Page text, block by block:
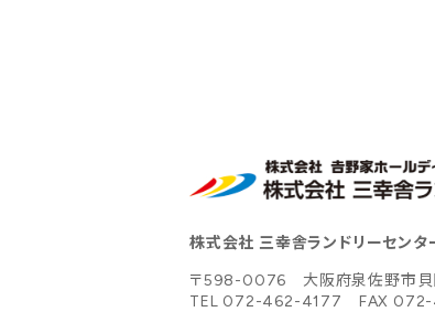
株式会社 三幸舎ランドリーセン
〒598-0076 大阪府泉佐野市
TEL 072-462-4177
FAX